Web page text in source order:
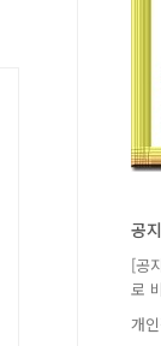
공
[공
로
개